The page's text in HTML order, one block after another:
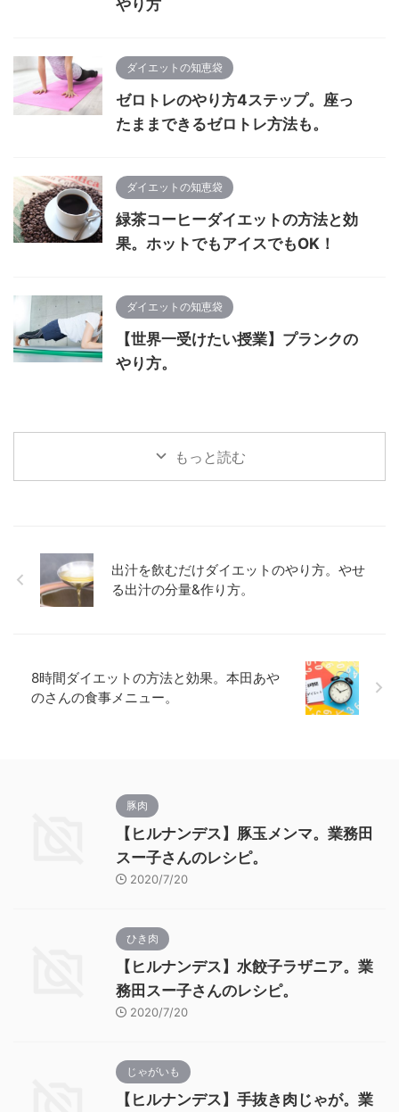
やり方
ダイエットの知恵袋
ゼロトレのやり方4ステップ。座っ
たままできるゼロトレ方法も。
ダイエットの知恵袋
緑茶コーヒーダイエットの方法と効
果。ホットでもアイスでもOK！
ダイエットの知恵袋
【世界一受けたい授業】プランクの
やり方。
もっと読む
出汁を飲むだけダイエットのやり方。やせ
る出汁の分量&作り方。
8時間ダイエットの方法と効果。本田あや
のさんの食事メニュー。
豚肉
【ヒルナンデス】豚玉メンマ。業務田
スー子さんのレシピ。
2020/7/20
ひき肉
【ヒルナンデス】水餃子ラザニア。業
務田スー子さんのレシピ。
2020/7/20
じゃがいも
【ヒルナンデス】手抜き肉じゃが。業